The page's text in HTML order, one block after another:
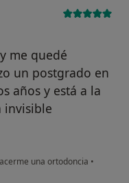
me quedé
un postgrado en
años y está a la
invisible
una ortodoncia •